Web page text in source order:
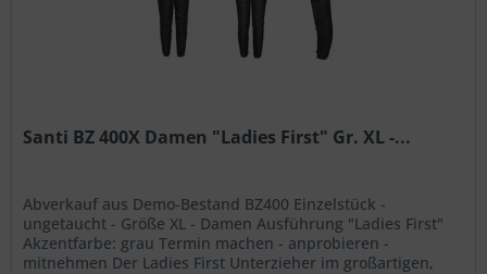
Santi BZ 400X Damen "Ladies First" Gr. XL -...
Abverkauf aus Demo-Bestand BZ400 Einzelstück -
ungetaucht - Größe XL - Damen Ausführung "Ladies First"
Akzentfarbe: grau Termin machen - anprobieren -
mitnehmen Der Ladies First Unterzieher im großartigen,